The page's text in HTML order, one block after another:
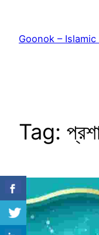
content
Goonok –
Tag: